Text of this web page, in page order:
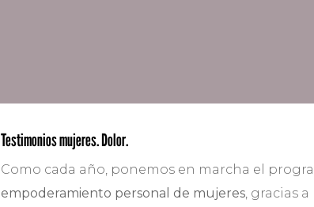
Testimonios mujeres. Dolor.
Como cada año, ponemos en marcha el
empoderamiento personal de mujeres, gracias